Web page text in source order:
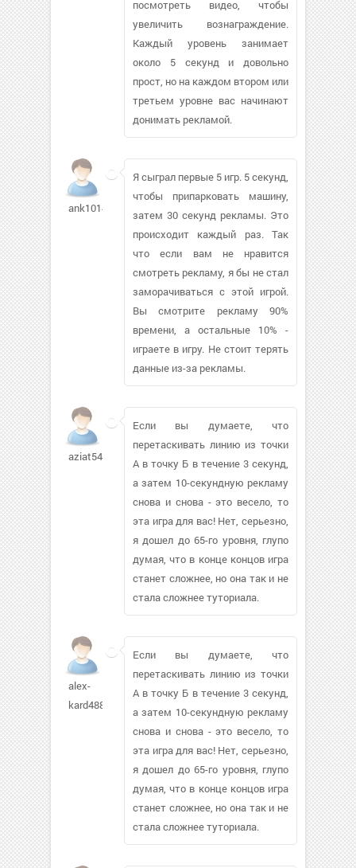
посмотреть видео, чтобы
увеличить вознаграждение.
Каждый уровень занимает
около 5 секунд и довольно
прост, но на каждом втором или
третьем уровне вас начинают
донимать рекламой.
ank10145
Я сыграл первые 5 игр. 5 секунд,
чтобы припарковать машину,
затем 30 секунд рекламы. Это
происходит каждый раз. Так
что если вам не нравится
смотреть рекламу, я бы не стал
заморачиваться с этой игрой.
Вы смотрите рекламу 90%
времени, а остальные 10% -
играете в игру. Не стоит терять
данные из-за рекламы.
aziat545353
Если вы думаете, что
перетаскивать линию из точки
А в точку Б в течение 3 секунд,
а затем 10-секундную рекламу
снова и снова - это весело, то
эта игра для вас! Нет, серьезно,
я дошел до 65-го уровня, глупо
думая, что в конце концов игра
станет сложнее, но она так и не
стала сложнее туториала.
alex-
kard488
Если вы думаете, что
перетаскивать линию из точки
А в точку Б в течение 3 секунд,
а затем 10-секундную рекламу
снова и снова - это весело, то
эта игра для вас! Нет, серьезно,
я дошел до 65-го уровня, глупо
думая, что в конце концов игра
станет сложнее, но она так и не
стала сложнее туториала.